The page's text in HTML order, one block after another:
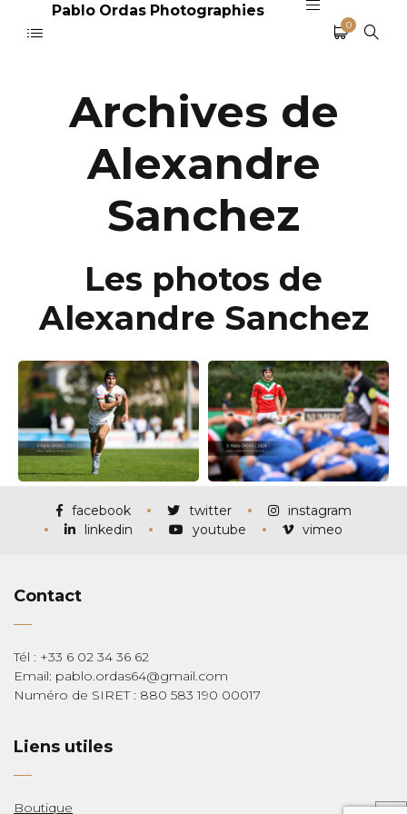
Pablo Ordas Photographies
0
Archives de
Alexandre
Sanchez
Les photos de
Alexandre Sanchez
facebook twitter
instagram
linkedin
youtube vimeo
Contact
Tél : +33 6 02 34 36 62
Email: pablo.ordas64@gmail.com
Numéro de SIRET : 880 583 190 00017
Liens utiles
Boutique